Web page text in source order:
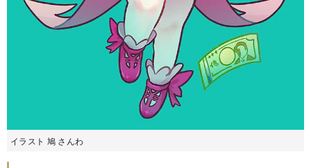
イラスト 鳩 さんわ